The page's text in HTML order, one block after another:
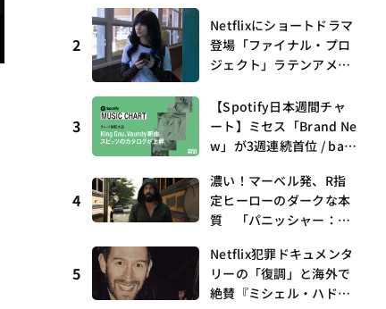
3】
2
Netflixにショートドラマ
登場「ファイナル・プロ
ジェクト」ラテンアメリ
第17回 観たいものが多
すぎる～稲垣貴俊の配信
時評
3
【Spotify日本週間チャ
ート】ミセス「Brand Ne
w」が3週連続首位 / bac
曲、King Gnu新曲「GO
GHOST」が初登場〜集計
期間：2026年7/24〜7/30
4
濃い！マーベル発、R指
定ヒーローのダークな本
質 「パニッシャー：ワ
載第6回 観たいものが
多すぎる～稲垣貴俊の配
信時評
5
Netflix犯罪ドキュメンタ
リーの「復調」と海外で
絶賛『ミシェル・ハドリ